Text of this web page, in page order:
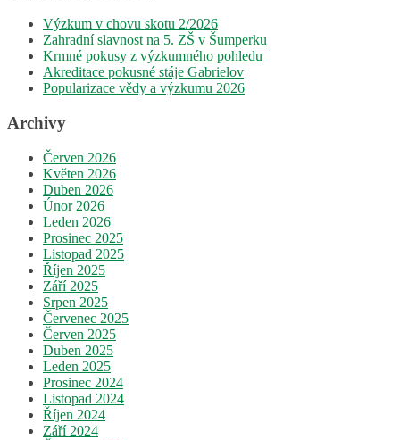
Výzkum v chovu skotu 2/2026
Zahradní slavnost na 5. ZŠ v Šumperku
Krmné pokusy z výzkumného pohledu
Akreditace pokusné stáje Gabrielov
Popularizace vědy a výzkumu 2026
Archivy
Červen 2026
Květen 2026
Duben 2026
Únor 2026
Leden 2026
Prosinec 2025
Listopad 2025
Říjen 2025
Září 2025
Srpen 2025
Červenec 2025
Červen 2025
Duben 2025
Leden 2025
Prosinec 2024
Listopad 2024
Říjen 2024
Září 2024